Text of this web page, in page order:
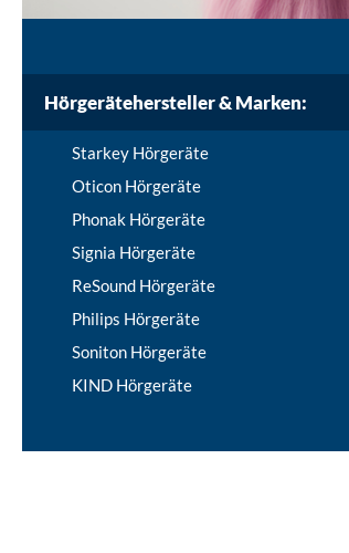
Hörgerätehersteller & Marken:
Starkey Hörgeräte
Oticon Hörgeräte
Phonak Hörgeräte
Signia Hörgeräte
ReSound Hörgeräte
Philips Hörgeräte
Soniton Hörgeräte
KIND Hörgeräte